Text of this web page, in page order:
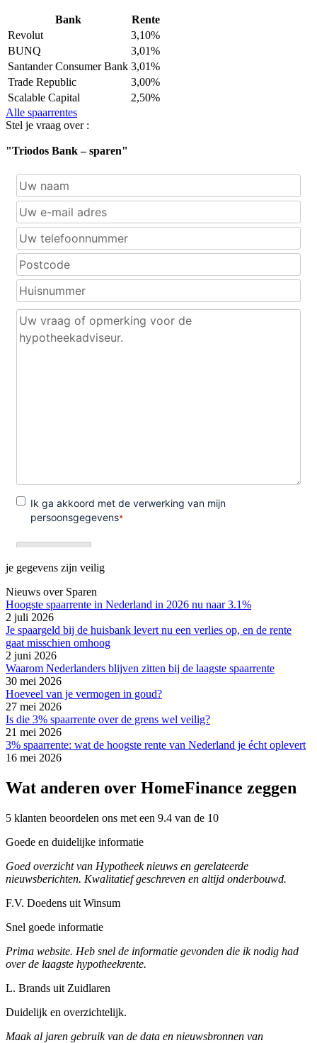
Bank
Rente
Revolut
3,10%
BUNQ
3,01%
Santander Consumer Bank 3,01%
Trade Republic
3,00%
Scalable Capital
2,50%
Alle spaarrentes
Stel je vraag over :
"Triodos Bank – sparen"
je gegevens zijn veilig
Nieuws over Sparen
Hoogste spaarrente in Nederland in 2026 nu naar 3.1%
2 juli 2026
Je spaargeld bij de huisbank levert nu een verlies op, en de rente
gaat misschien omhoog
2 juni 2026
Waarom Nederlanders blijven zitten bij de laagste spaarrente
30 mei 2026
Hoeveel van je vermogen in goud?
27 mei 2026
Is die 3% spaarrente over de grens wel veilig?
21 mei 2026
3% spaarrente: wat de hoogste rente van Nederland je écht oplevert
16 mei 2026
Wat anderen over HomeFinance zeggen
5 klanten beoordelen ons met een 9.4 van de 10
Goede en duidelijke informatie
Goed overzicht van Hypotheek nieuws en gerelateerde
nieuwsberichten. Kwalitatief geschreven en altijd onderbouwd.
F.V. Doedens uit Winsum
Snel goede informatie
Prima website. Heb snel de informatie gevonden die ik nodig had
over de laagste hypotheekrente.
L. Brands uit Zuidlaren
Duidelijk en overzichtelijk.
Maak al jaren gebruik van de data en nieuwsbronnen van